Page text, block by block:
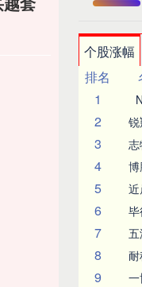
个股涨幅
排名
1
2
3
4
5 近
6
7
8
9